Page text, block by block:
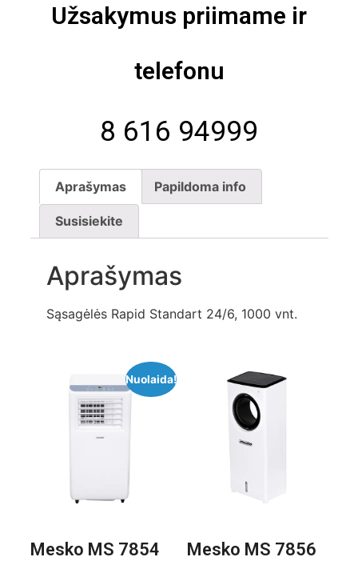
Užsakymus priimame ir
telefonu
8 616 94999
Aprašymas Papildoma info
Susisiekite
Aprašymas
Sąsagėlės Rapid Standart 24/6, 1000 vnt.
Nuolaida!
Mesko MS 7854
Mesko MS 7856